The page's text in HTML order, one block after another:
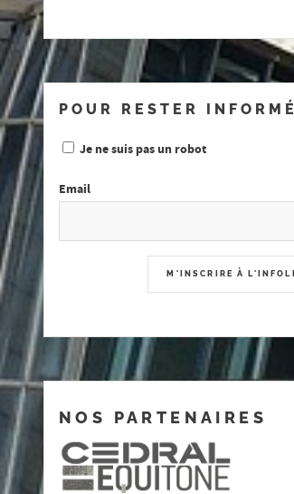
POUR RESTER INFORMÉ
Je ne suis pas un robot
Email
NOS PARTENAIRES